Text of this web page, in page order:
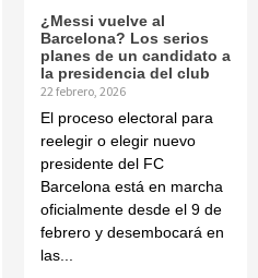
¿Messi vuelve al
Barcelona? Los serios
planes de un candidato a
la presidencia del club
22 febrero, 2026
El proceso electoral para
reelegir o elegir nuevo
presidente del FC
Barcelona está en marcha
oficialmente desde el 9 de
febrero y desembocará en
las...